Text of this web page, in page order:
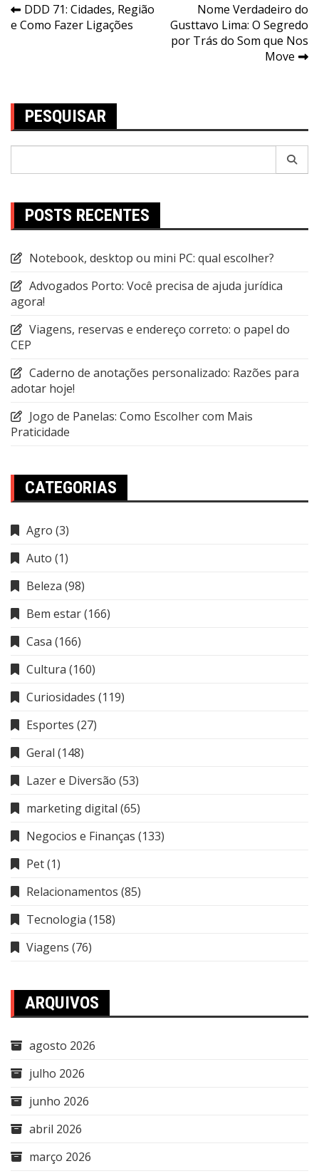
Navegação
de
DDD 71: Cidades, Região
e Como Fazer Ligações
Nome Verdadeiro do
Gusttavo Lima: O Segredo
por Trás do Som que Nos
Move
PESQUISAR
POSTS RECENTES
Notebook, desktop ou mini PC: qual escolher?
Advogados Porto: Você precisa de ajuda jurídica
agora!
Viagens, reservas e endereço correto: o papel do
CEP
Caderno de anotações personalizado: Razões para
adotar hoje!
Jogo de Panelas: Como Escolher com Mais
Praticidade
CATEGORIAS
Agro (3)
Auto (1)
Beleza (98)
Bem estar(166)
Casa (166)
Cultura (160)
Curiosidades (119)
Esportes (27)
Geral (148)
Lazer e Diversão (53)
marketing digital (65)
Negocios e Finanças (133)
Pet(1)
Relacionamentos (85)
Tecnologia (158)
Viagens (76)
ARQUIVOS
agosto 2026
julho 2026
junho 2026
abril 2026
março 2026